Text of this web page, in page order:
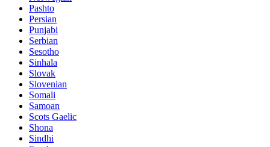
Pashto
Persian
Punjabi
Serbian
Sesotho
Sinhala
Slovak
Slovenian
Somali
Samoan
Scots Gaelic
Shona
Sindhi